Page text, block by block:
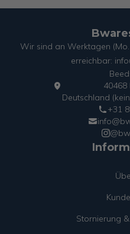
Wir sind an Werktagen
erreichbar:
40468
Deutschland
+31
Stornierung